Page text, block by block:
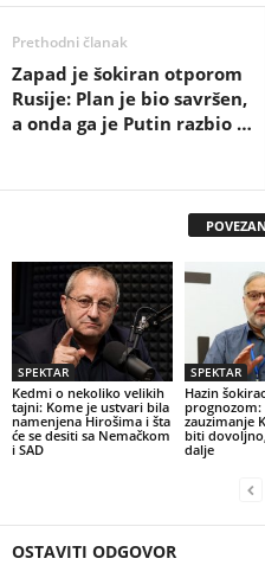
Prethodni članak
Zapad je šokiran otporom
Rusije: Plan je bio savršen,
a onda ga je Putin razbio …
SPEKTAR
Kedmi o nekoliko velikih
tajni: Kome je ustvari bila
namenjena Hirošima i šta
će se desiti sa Nemačkom
i SAD
SPEKTAR
Hazin
prognozom:
zauzimanje
biti
dalje
OSTAVITI ODGOVOR